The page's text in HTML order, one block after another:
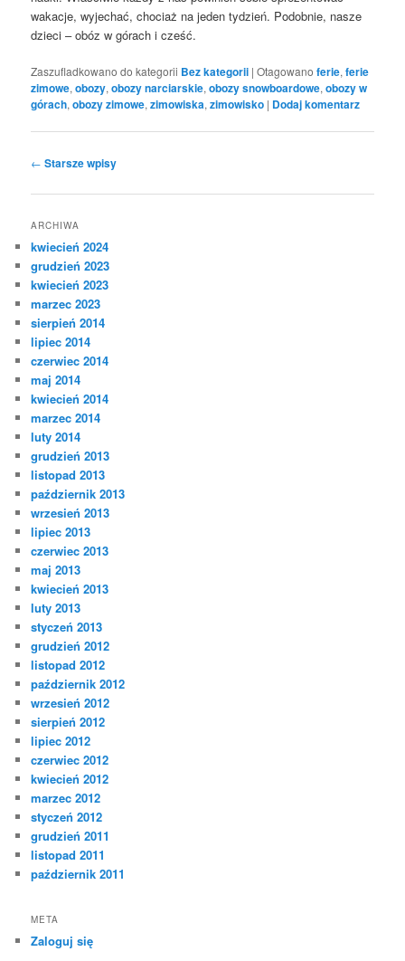
wakacje, wyjechać, chociaż na jeden tydzień. Podobnie, nasze
dzieci – obóz w górach i cześć.
Zaszufladkowano do kategorii Bez kategorii |Otagowano ferie,ferie
zimowe,obozy,obozy narciarskie,obozy snowboardowe,obozy w
górach,obozy zimowe,zimowiska,zimowisko | Dodaj komentarz
Nawigacja
← Starsze wpisy
ARCHIWA
kwiecień 2024
grudzień 2023
kwiecień 2023
marzec 2023
sierpień 2014
lipiec 2014
czerwiec 2014
maj 2014
kwiecień 2014
marzec 2014
luty 2014
grudzień 2013
listopad 2013
październik 2013
wrzesień 2013
lipiec 2013
czerwiec 2013
maj 2013
kwiecień 2013
luty 2013
styczeń 2013
grudzień 2012
listopad 2012
październik 2012
wrzesień 2012
sierpień 2012
lipiec 2012
czerwiec 2012
kwiecień 2012
marzec 2012
styczeń 2012
grudzień 2011
listopad 2011
październik 2011
META
Zaloguj się